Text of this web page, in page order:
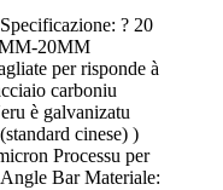
? 20
20MM
per risponde à
carboniu
è galvanizatu
cinese) )
Processu per
Bar Materiale: